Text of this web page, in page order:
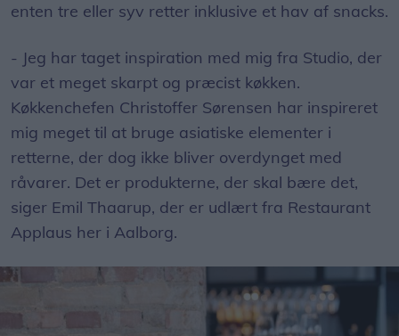
enten tre eller syv retter inklusive et hav af snacks.
- Jeg har taget inspiration med mig fra Studio, der
var et meget skarpt og præcist køkken.
Køkkenchefen Christoffer Sørensen har inspireret
mig meget til at bruge asiatiske elementer i
retterne, der dog ikke bliver overdynget med
råvarer. Det er produkterne, der skal bære det,
siger Emil Thaarup, der er udlært fra Restaurant
Applaus her i Aalborg.